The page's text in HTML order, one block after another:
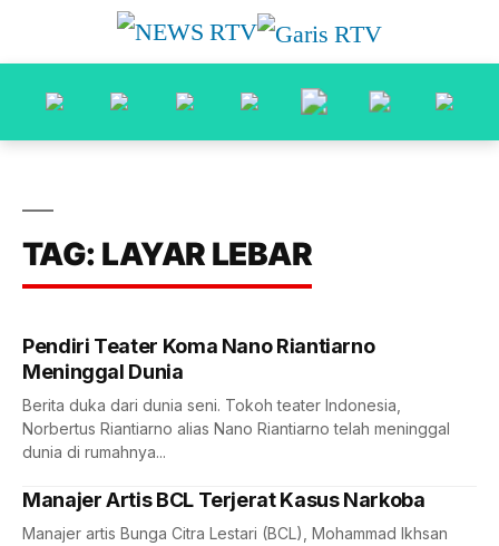
TAG: LAYAR LEBAR
Pendiri Teater Koma Nano Riantiarno
Meninggal Dunia
Berita duka dari dunia seni. Tokoh teater Indonesia,
Norbertus Riantiarno alias Nano Riantiarno telah meninggal
dunia di rumahnya...
Manajer Artis BCL Terjerat Kasus Narkoba
Manajer artis Bunga Citra Lestari (BCL), Mohammad Ikhsan